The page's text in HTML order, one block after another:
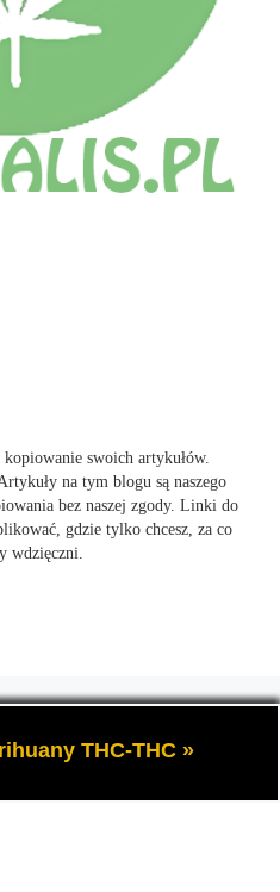
swoich artykułów.
na tym blogu są naszego
bez naszej zgody. Linki do
gdzie tylko chcesz, za co
wdzięczni.
wszystko na temat uprawy
i nie tylko.
THC-THC »